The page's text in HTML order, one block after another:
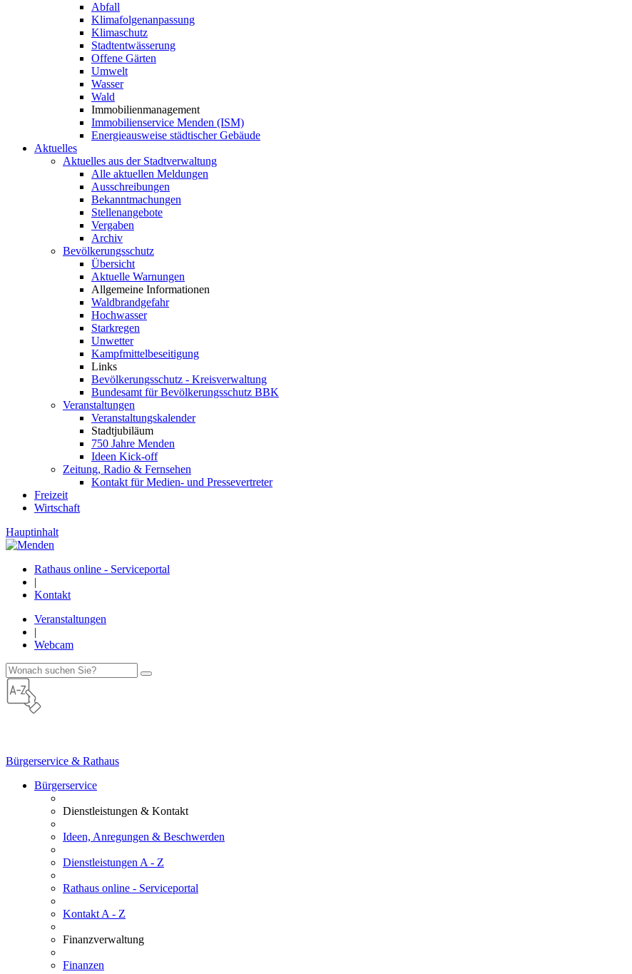
Abfall
Klimafolgenanpassung
Klimaschutz
Stadtentwässerung
Offene Gärten
Umwelt
Wasser
Wald
Immobilienmanagement
Immobilienservice Menden (ISM)
Energieausweise städtischer Gebäude
Aktuelles
Aktuelles aus der Stadtverwaltung
Alle aktuellen Meldungen
Ausschreibungen
Bekanntmachungen
Stellenangebote
Vergaben
Archiv
Bevölkerungsschutz
Übersicht
Aktuelle Warnungen
Allgemeine Informationen
Waldbrandgefahr
Hochwasser
Starkregen
Unwetter
Kampfmittelbeseitigung
Links
Bevölkerungsschutz - Kreisverwaltung
Bundesamt für Bevölkerungsschutz BBK
Veranstaltungen
Veranstaltungskalender
Stadtjubiläum
750 Jahre Menden
Ideen Kick-off
Zeitung, Radio & Fernsehen
Kontakt für Medien- und Pressevertreter
Freizeit
Wirtschaft
Hauptinhalt
Rathaus online - Serviceportal
|
Kontakt
Veranstaltungen
|
Webcam
Bürgerservice & Rathaus
Bürgerservice
Dienstleistungen & Kontakt
Ideen, Anregungen & Beschwerden
Dienstleistungen A - Z
Rathaus online - Serviceportal
Kontakt A - Z
Finanzverwaltung
Finanzen